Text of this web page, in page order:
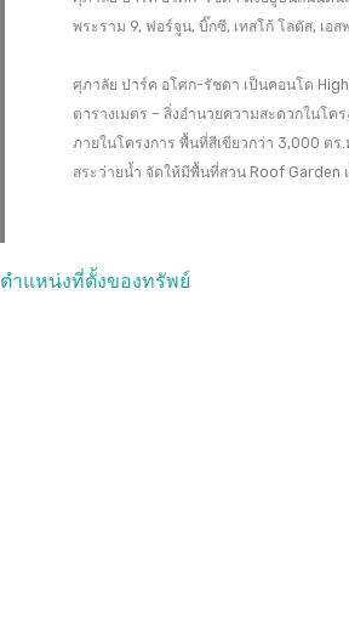
พระราม 9, ฟอร์จูน, บิ๊กซี, เทสโก้ โลตัส, เอ
ศุภาลัย ปาร์ค อโศก-รัชดา เป็นคอนโด
ตารางเมตร – สิ่งอำนวยความสะดวกในโ
ภายในโครงการ พื้นที่สีเขียวกว่า 3,000 ต
สระว่ายน้ำ จัดให้มีพื้นที่สวน Roof Garden
ตำแหน่งที่ตั้งของทรัพย์